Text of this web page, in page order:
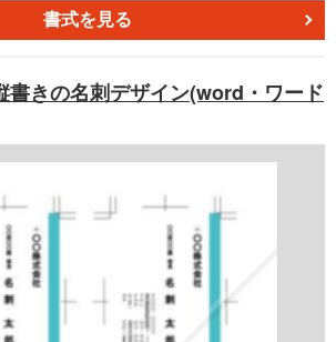
であり、こちらのテンプレートを使え
が可能です。 企業ロゴ、色、
果的にアピールできます。 イラス
るこちらのテンプレートは、ダウン
すぐにご利用いただけます。
書式を見る
書きの名刺デザイン(word・ワード